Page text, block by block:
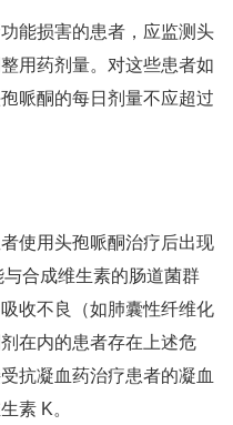
能损害的患者，应监测头
用药剂量。对这些患者如
哌酮的每日剂量不应超过
使用头孢哌酮治疗后出现
合成维生素的肠道菌群
收不良（如肺囊性纤维化
在内的患者存在上述危
抗凝血药治疗患者的凝血
素 K。